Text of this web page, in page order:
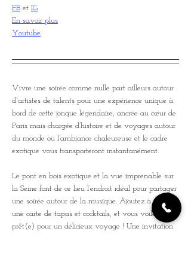
FB et IG
En savoir plus
Youtube
Vivre une soirée comme nulle part ailleurs autour
d'artistes de talents pour une expérience unique à
bord de cette jonque légendaire, ancrée au cœur de
Paris mais chargée d’histoire et de voyages autour
du monde où l’ambiance chaleureuse et le cadre
exotique vous transporteront instantanément.
Le pont en bois exotique et la vue imprenable sur
la Seine font de ce lieu l’endroit idéal pour partager
une soirée autour de la musique. Ajoutez à cela
une carte de tapas et cocktails, et vous voilà
prêt(e) pour un délicieux voyage ! Une invitation